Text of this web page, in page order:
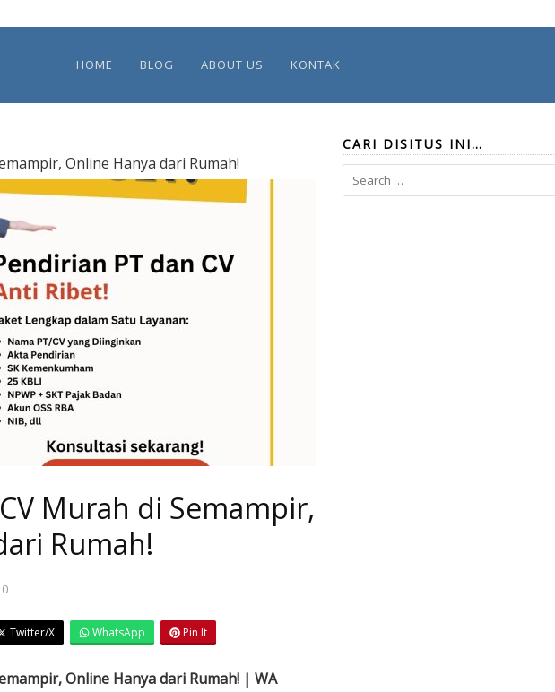
HOME BLOG ABOUT US KONTAK
Online Hanya dari Rumah!
Murah di Semampir,
Rumah!
Twitter/X WhatsApp Pin It
Online Hanya dari Rumah! | WA
CARI DISITUS INI…
Search
for: